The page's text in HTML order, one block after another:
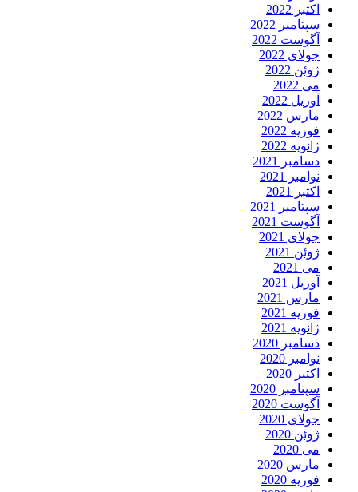
اکتبر 2022
سپتامبر 2022
آگوست 2022
جولای 2022
ژوئن 2022
می 2022
آوریل 2022
مارس 2022
فوریه 2022
ژانویه 2022
دسامبر 2021
نوامبر 2021
اکتبر 2021
سپتامبر 2021
آگوست 2021
جولای 2021
ژوئن 2021
می 2021
آوریل 2021
مارس 2021
فوریه 2021
ژانویه 2021
دسامبر 2020
نوامبر 2020
اکتبر 2020
سپتامبر 2020
آگوست 2020
جولای 2020
ژوئن 2020
می 2020
مارس 2020
فوریه 2020